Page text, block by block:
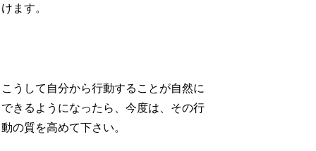
けます。
こうして自分から行動することが自然に
できるようになったら、今度は、その行
動の質を高めて下さい。